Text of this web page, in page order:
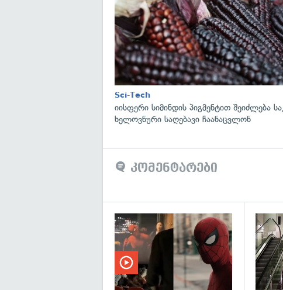
Sci-Tech
იისფერი სიმინდის პიგმენტით შეიძლება
ხელოვნური საღებავი ჩაანაცვლონ
კომენტარები